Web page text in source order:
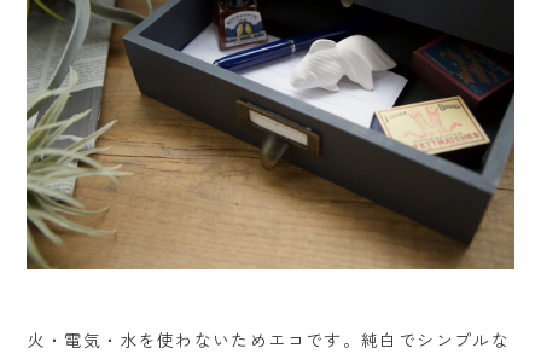
火・電気・水を使わないためエコです。純白でシンプルな